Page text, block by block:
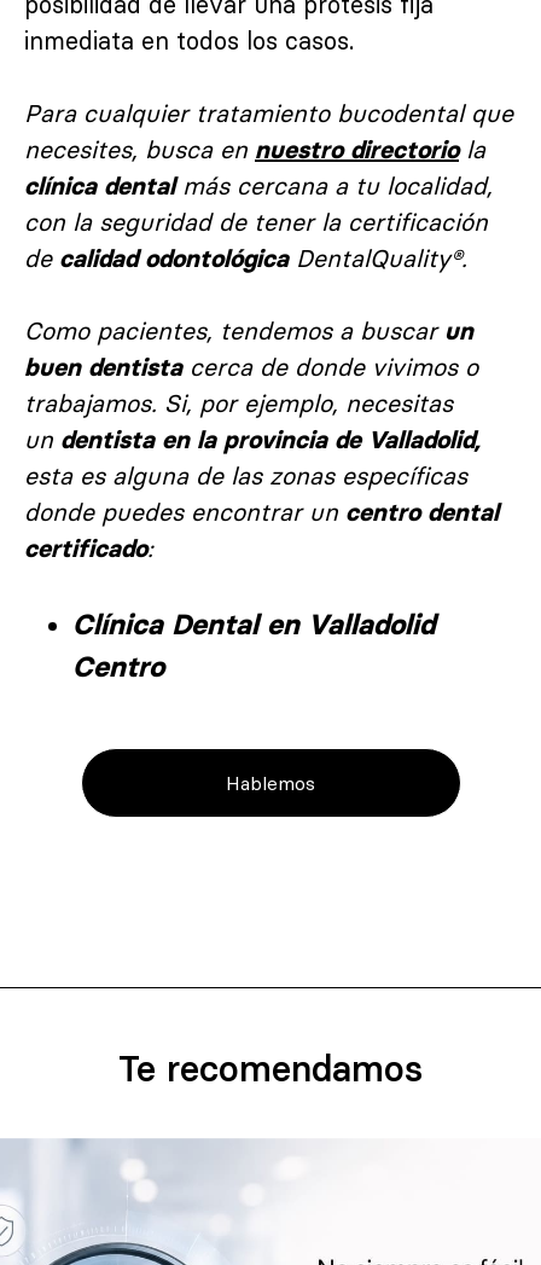
inmediata en todos los casos.
Para cualquier tratamiento bucodental que
necesites, busca en nuestro directoriola
clínica dentalmás cercana a tu localidad,
con la seguridad de tener la certificación
de calidad odontológicaDentalQuality®.
Como pacientes, tendemos a buscar un
buen dentistacerca de donde vivimos o
trabajamos. Si, por ejemplo, necesitas
un dentista en la provincia de Valladolid,
esta es alguna de las zonas específicas
donde puedes encontrar un centro dental
certificado:
Clínica Dental en Valladolid
Centro
Hablemos
Te recomendamos